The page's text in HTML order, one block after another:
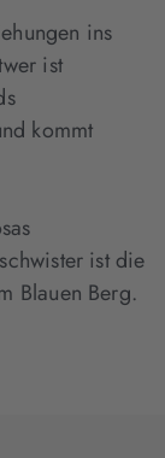
ins
ist
kommt
ist die
Blauen Berg.